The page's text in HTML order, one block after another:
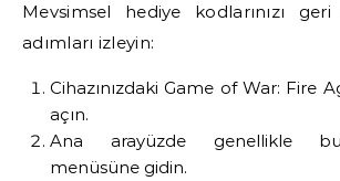
Mevsimsel hediye kodlarınızı
adımları izleyin:
Cihazınızdaki Game of War: Fire
açın.
Ana arayüzde genellikle
menüsüne gidin.